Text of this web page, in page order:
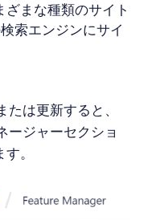
ざまな種類のサイト
索エンジンにサイ
たは更新すると、
ージャーセクショ
。